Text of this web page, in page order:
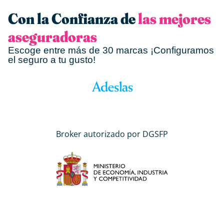
Con la Confianza delas mejores
aseguradoras
Escoge entre más de 30 marcas ¡Configuramos
el seguro a tu gusto!
Broker autorizado por DGSFP